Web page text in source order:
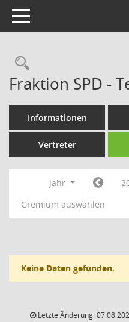
Toggle navigation
Fraktion SPD -
Informationen
Vertreter
Jahr
Gremium auswählen
Keine Daten gefunden.
Letzte Änderung: